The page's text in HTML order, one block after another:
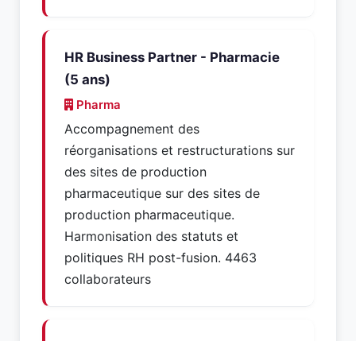
HR Business Partner - Pharmacie
(5 ans)
Pharma
Accompagnement des
réorganisations et restructurations sur
des sites de production
pharmaceutique sur des sites de
production pharmaceutique.
Harmonisation des statuts et
politiques RH post-fusion. 4463
collaborateurs